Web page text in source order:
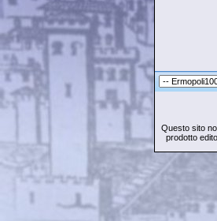
Questo sito
prodotto